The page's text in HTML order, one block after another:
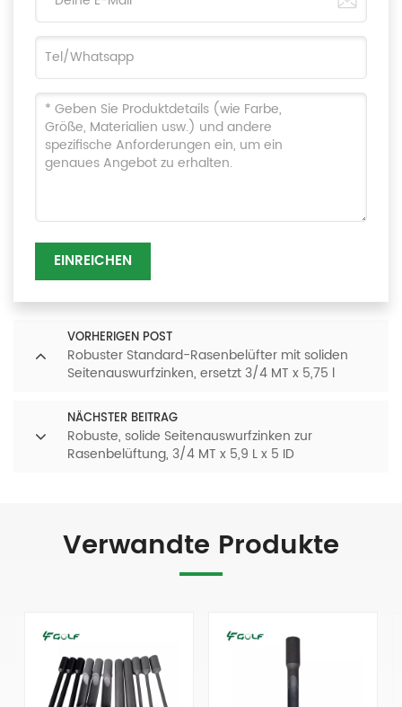
EINREICHEN
VORHERIGEN POST
Robuster Standard-Rasenbelüfter mit soliden
Seitenauswurfzinken, ersetzt 3/4 MT x 5,75 l
NÄCHSTER BEITRAG
Robuste, solide Seitenauswurfzinken zur
Rasenbelüftung, 3/4 MT x 5,9 L x 5 ID
Verwandte Produkte